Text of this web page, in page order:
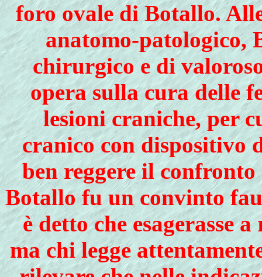
foro ovale di Botallo.
anatomo-patologico,
chirurgico e di
opera sulla cura delle
lesioni craniche, per
cranico con dispositivo
ben reggere il
Botallo fu un convinto
è detto che esagerasse
ma chi legge